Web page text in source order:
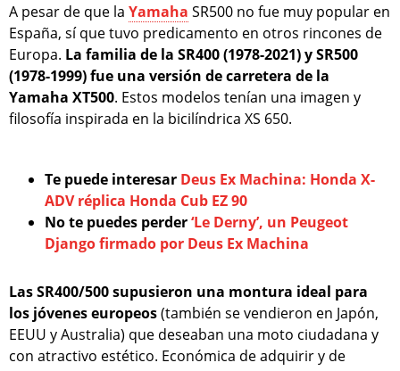
A pesar de que la Yamaha SR500 no fue muy popular en
España, sí que tuvo predicamento en otros rincones de
Europa. La familia de la SR400 (1978-2021) y SR500
(1978-1999) fue una versión de carretera de la
Yamaha XT500. Estos modelos tenían una imagen y
filosofía inspirada en la bicilíndrica XS 650.
Te puede interesar Deus Ex Machina: Honda X-
ADV réplica Honda Cub EZ 90
No te puedes perder‘Le Derny’, un Peugeot
Django firmado por Deus Ex Machina
Las SR400/500 supusieron una montura ideal para
los jóvenes europeos(también se vendieron en Japón,
EEUU y Australia) que deseaban una moto ciudadana y
con atractivo estético. Económica de adquirir y de